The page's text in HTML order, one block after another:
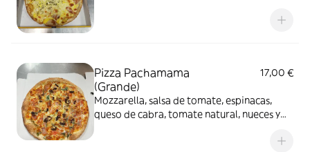
Pizza Pachamama
(Grande)
17,00 €
Mozzarella, salsa de tomate, espinacas,
queso de cabra, tomate natural, nueces y